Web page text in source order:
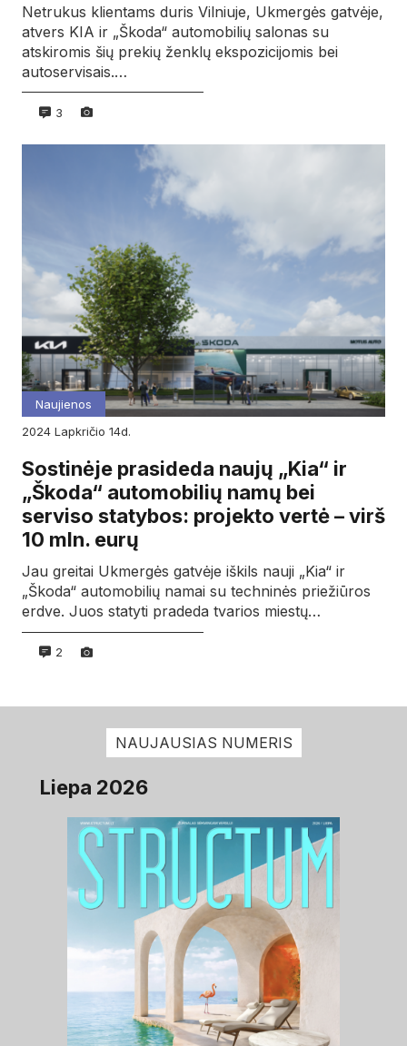
Netrukus klientams duris Vilniuje, Ukmergės gatvėje,
atvers KIA ir „Škoda“ automobilių salonas su
atskiromis šių prekių ženklų ekspozicijomis bei
autoservisais.…
3
Naujienos
2024
lapkričio 14d.
Sostinėje prasideda naujų „Kia“ ir
„Škoda“ automobilių namų bei
serviso statybos: projekto vertė – virš
10 mln. eurų
Jau greitai Ukmergės gatvėje iškils nauji „Kia“ ir
„Škoda“ automobilių namai su techninės priežiūros
erdve. Juos statyti pradeda tvarios miestų…
2
NAUJAUSIAS NUMERIS
Liepa 2026